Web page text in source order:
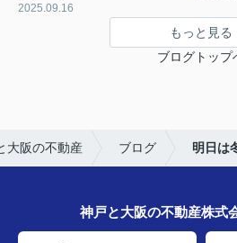
2025.09.16
もっと見る
ブログトップ
大阪の不動産 ブログ 明日は
神戸と大阪の不動産株